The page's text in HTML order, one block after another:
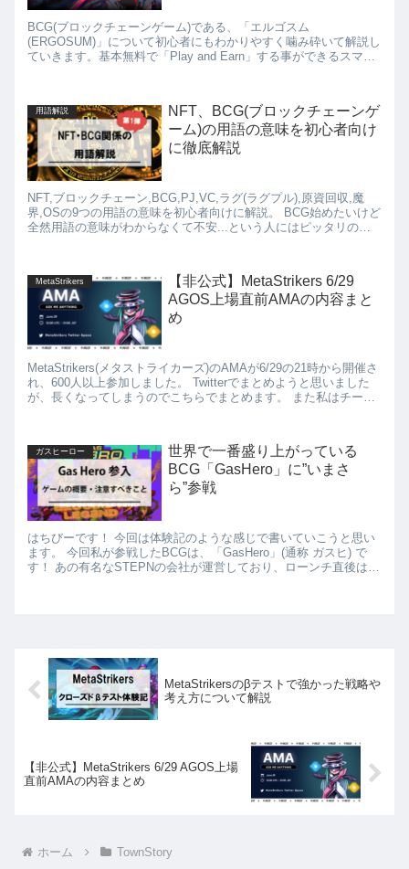
BCG(ブロックチェーンゲーム)である、「エルゴスム
(ERGOSUM)」について初心者にもわかりやすく噛み砕いて解説し
ていきます。基本無料で「Play and Earn」する事ができるスマー
用語解説
NFT、BCG(ブロックチェーンゲ
ーム)の用語の意味を初心者向け
に徹底解説
NFT,ブロックチェーン,BCG,PJ,VC,ラグ(ラグプル),原資回収,魔
界,OSの9つの用語の意味を初心者向けに解説。 BCG始めたいけど
全然用語の意味がわからなくて不安...という人にはピッタリの記
MetaStrikers
【非公式】MetaStrikers 6/29
AGOS上場直前AMAの内容まと
め
MetaStrikers(メタストライカーズ)のAMAが6/29の21時から開催さ
れ、600人以上参加しました。 Twitterでまとめようと思いました
が、長くなってしまうのでこちらでまとめます。 また私はチーム
ガスヒーロー
世界で一番盛り上がっている
BCG「GasHero」に”いまさ
ら”参戦
はちびーです！ 今回は体験記のような感じで書いていこうと思い
ます。 今回私が参戦したBCGは、「GasHero」(通称 ガスヒ) で
す！ あの有名なSTEPNの会社が運営しており、ローンチ直後はガ
MetaStrikersのβテストで強かった戦略や
考え方について解説
【非公式】MetaStrikers 6/29 AGOS上場
直前AMAの内容まとめ
ホーム TownStory